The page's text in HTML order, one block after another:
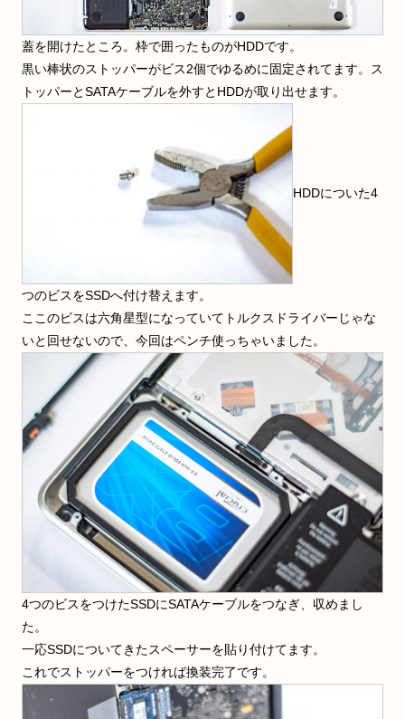
蓋を開けたところ。枠で囲ったものがHDDです。
黒い棒状のストッパーがビス2個でゆるめに固定されてます。ス
トッパーとSATAケーブルを外すとHDDが取り出せます。
HDDについた4
つのビスをSSDへ付け替えます。
ここのビスは六角星型になっていてトルクスドライバーじゃな
いと回せないので、今回はペンチ使っちゃいました。
4つのビスをつけたSSDにSATAケーブルをつなぎ、収めまし
た。
一応SSDについてきたスペーサーを貼り付けてます。
これでストッパーをつければ換装完了です。